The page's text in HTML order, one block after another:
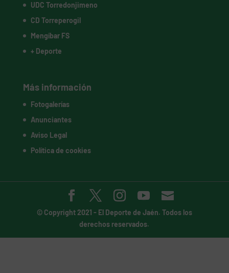
UDC Torredonjimeno
CD Torreperogil
Mengíbar FS
+ Deporte
Más información
Fotogalerías
Anunciantes
Aviso Legal
Política de cookies
© Copyright 2021 - El Deporte de Jaén. Todos los
derechos reservados.